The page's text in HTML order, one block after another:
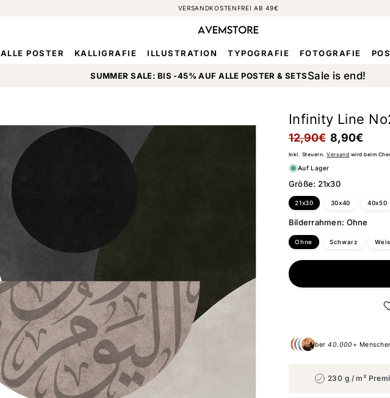
VERSANDKOSTENFREI AB 49€
ALLE POSTER KALLIGRAFIE ILLUSTRATION TYPOGRAFIE FOTOGRAFIE
SUMMER SALE: BIS -45% AUF ALLE POSTER & SETSSale is end!
Infinity Line
Normaler
Preis
12,90€
Verkaufspreis
8,90€
Inkl. Steuern.Versand wird beim
Auf Lager
Größe: 21x30
21x30 30x40 40x50
Bilderrahmen: Ohne
Ohne Schwarz
Über40.000+
230 g / m²